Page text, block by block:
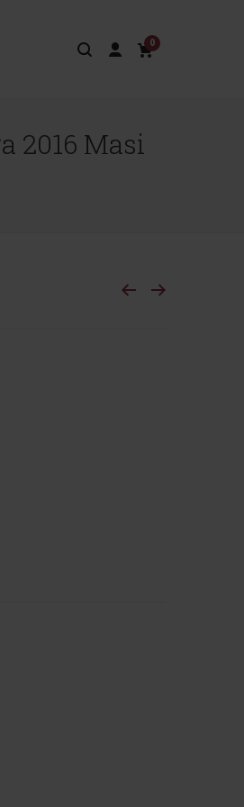
0
2016 Masi